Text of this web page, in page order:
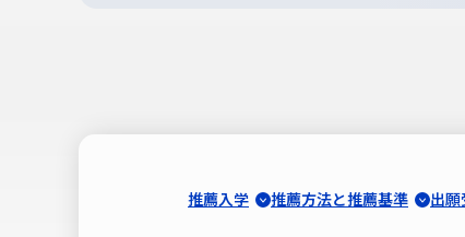
推薦入学 推薦方法と推薦基準 出